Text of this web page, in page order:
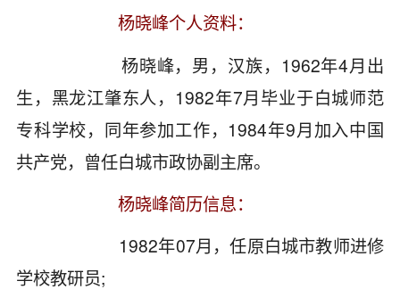
杨晓峰个人资料：
杨晓峰，男，汉族，1962年4月出
生，黑龙江肇东人，1982年7月毕业于白城师范
专科学校，同年参加工作，1984年9月加入中国
共产党，曾任白城市政协副主席。
杨晓峰简历信息：
1982年07月，任原白城市教师进修
学校教研员;